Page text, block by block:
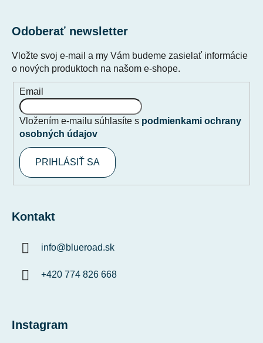
Odoberať newsletter
Vložte svoj e-mail a my Vám budeme zasielať informácie
o nových produktoch na našom e-shope.
Email
Vložením e-mailu súhlasíte s podmienkami ochrany
osobných údajov
PRIHLÁSIŤ SA
Kontakt
info@blueroad.sk
+420 774 826 668
Instagram